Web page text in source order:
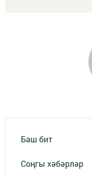
Баш бит
Соңгы хәбәрләр